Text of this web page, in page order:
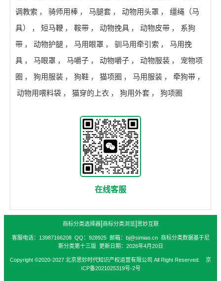
调教索 ， 骑师用棒 ， 马腿套 ， 动物用头罩 ，
缰绳（马
具）
， 短马鞭 ， 鞍带 ， 动物挽具 ， 动物皮带 ，
系狗
带 ， 动物护腿 ， 马用眼罩 ， 驯马用牵引索 ，
马用挽
具 ， 马眼罩 ， 马嚼子 ， 动物嚼子 ， 动物服装 ，
宠物项
圈 ， 狗用服装 ， 狗鞋 ， 猫项圈 ， 马用服装 ， 牵狗带 ，
动物用喂料袋 ， 猫穿的上衣 ， 狗用外套 ， 狗项圈
在线客服
商标分类选择器| 商标分类浏览| 思妙互联
客服电话：13987166208 QQ：928925 邮箱：bj@simiao.cn 商标分类数据基于尼
斯分类第十三版 更新日期：2026年4月20日
Copyright ©2020-2027 北京思妙时代知识产权运营有限公司 All Right Reserved. 京
ICP备2021025319号-2号